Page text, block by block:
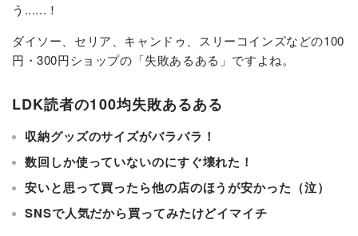
う......！
ダイソー、セリア、キャンドゥ、スリーコインズなどの100
円・300円ショップの「失敗あるある」ですよね。
LDK読者の100均失敗あるある
収納グッズのサイズがバラバラ！
数回しか使っていないのにすぐ壊れた！
安いと思って買ったら他の店のほうが安かった（泣）
SNSで人気だから買ってみたけどイマイチ